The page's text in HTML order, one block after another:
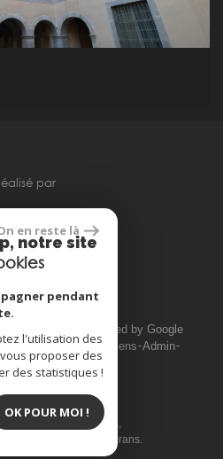
réalisé par
| Traduction powered by Google
Nos honoraires Liens Admin
nos annonces
multi-supports,
à tous les types d'écrans.
en reste là
notre site
pendant
l'utilisation des
proposer des
des statistiques !
OK POUR MOI !